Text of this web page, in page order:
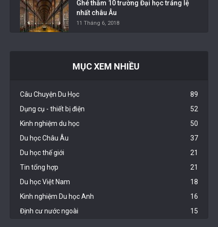
Ghé thăm 10 trường Đại học tráng lệ
nhất châu Âu
11 Tháng 6, 2018
MỤC XEM NHIỀU
Câu Chuyện Du Học
89
Dụng cụ - thiết bị điện
52
Kinh nghiệm du học
50
Du học Châu Âu
37
Du học thế giới
21
Tin tổng hợp
21
Du học Việt Nam
18
Kinh nghiệm Du học Anh
16
Định cư nước ngoài
15